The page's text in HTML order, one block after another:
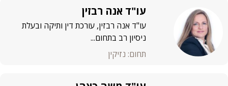
עו"ד אנה רבזין
עו"ד אנה רבזין, עורכת דין ותיקה ובעלת
ניסיון רב בתחום...
תחום: נזיקין